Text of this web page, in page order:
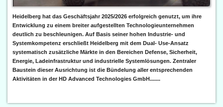
Heidelberg hat das Geschäftsjahr 2025/2026 erfolgreich genutzt, um ihre
Entwicklung zu einem breiter aufgestellten Technologieunternehmen
deutlich zu beschleunigen. Auf Basis seiner hohen Industrie- und
Systemkompetenz erschließt Heidelberg mit dem Dual- Use-Ansatz
systematisch zusätzliche Märkte in den Bereichen Defense, Sicherheit,
Energie, Ladeinfrastruktur und industrielle Systemlösungen. Zentraler
Baustein dieser Ausrichtung ist die Bündelung aller entsprechenden
Aktivitäten in der HD Advanced Technologies GmbH.......